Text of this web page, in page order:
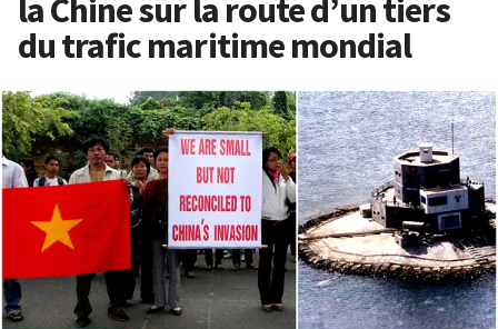
la Chine sur la route d’un tiers
du trafic maritime mondial